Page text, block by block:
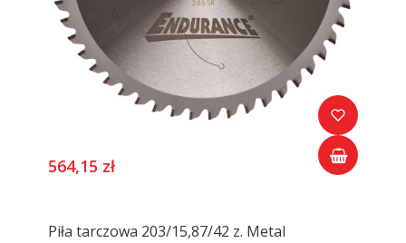
564,15 zł
Piła tarczowa 203/15,87/42 z. Metal